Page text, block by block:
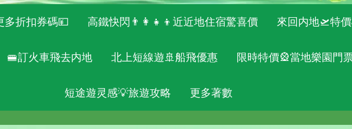
多折扣券碼💴 高鐵快閃👨‍👩‍👧‍👦近近地住宿驚喜價 來回内地🛫特
🚝訂火車飛去内地 北上短線遊🚢船飛優惠 限時特價🎡當地樂園門
短途遊灵感💡旅遊攻略 更多著數